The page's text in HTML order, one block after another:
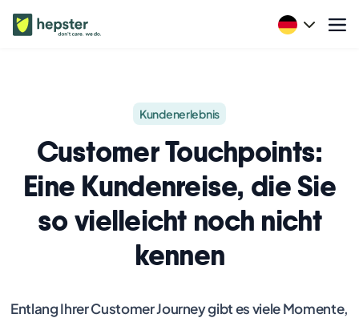
Kundenerlebnis
Customer Touchpoints:
Eine Kundenreise, die Sie
so vielleicht noch nicht
kennen
Entlang Ihrer Customer Journey gibt es viele Momente,